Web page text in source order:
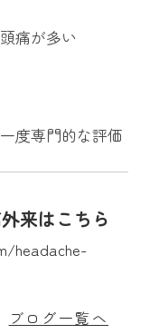
痛が多い
度専門的な評価
来はこちら
headache-
ブログ一覧へ